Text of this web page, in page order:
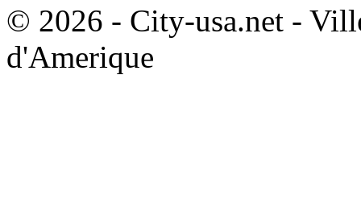
© 2026 - City-usa.net -
d'Amerique